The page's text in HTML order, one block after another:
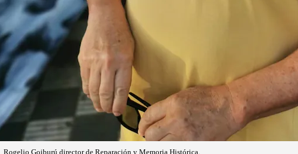
Rogelio Goiburú director de Reparación y Memoria Histórica.